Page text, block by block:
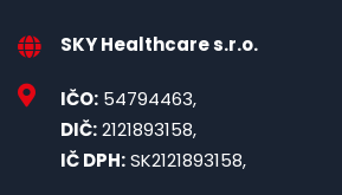
SKY Healthcare s.r.o.
IČO: 54794463,
DIČ:2121893158,
IČ DPH:SK2121893158,